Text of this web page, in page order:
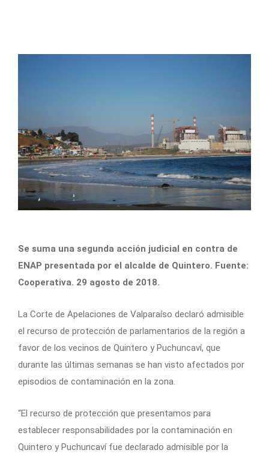
Se suma una segunda acción judicial en contra de
ENAP presentada por el alcalde de Quintero. Fuente:
Cooperativa. 29 agosto de 2018.
La Corte de Apelaciones de Valparaíso declaró admisible
el recurso de protección de parlamentarios de la región a
favor de los vecinos de Quintero y Puchuncaví, que
durante las últimas semanas se han visto afectados por
episodios de contaminación en la zona.
“El recurso de protección que presentamos para
establecer responsabilidades por la contaminación en
Quintero y Puchuncaví fue declarado admisible por la